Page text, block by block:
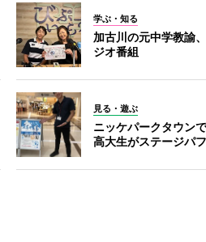
学ぶ・知る
加古川の元中学教諭
ジオ番組
見る・遊ぶ
ニッケパークタウン
高大生がステージパ